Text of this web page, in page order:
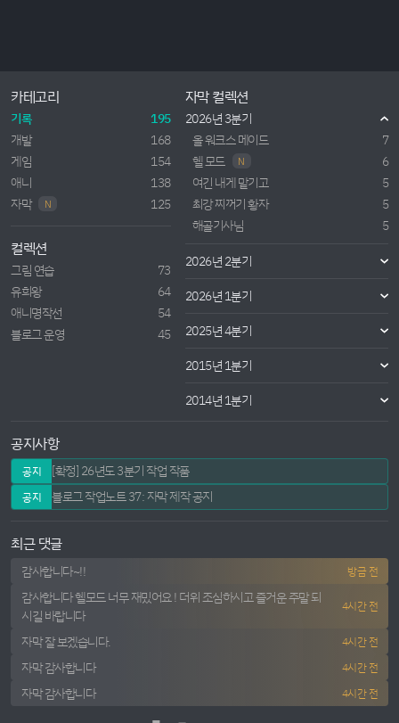
카테고리
기록
195
개발
168
게임
154
애니
138
자막
N 125
컬렉션
그림 연습
73
유희왕
64
애니명작선
54
블로그 운영
45
자막 컬렉션
2026년 3분기
올 워크스 메이드
7
헬 모드
N
6
여긴 내게 맡기고
5
최강 찌꺼기 황자
5
해골기사님
5
2026년 2분기
2026년 1분기
2025년 4분기
2015년 1분기
2014년 1분기
공지사항
공지 [확정] 26년도 3분기 작업 작품
공지 블로그 작업노트 37: 자막 제작 공지
최근 댓글
감사합니다~!! 방금 전
감사합니다 헬모드 너무 재밌어요 ! 더위 조심하시고 즐거운 주말 되
시길 바랍니다
4시간 전
자막 잘 보겠습니다. 4시간 전
자막 감사합니다 4시간 전
자막 감사합니다 4시간 전